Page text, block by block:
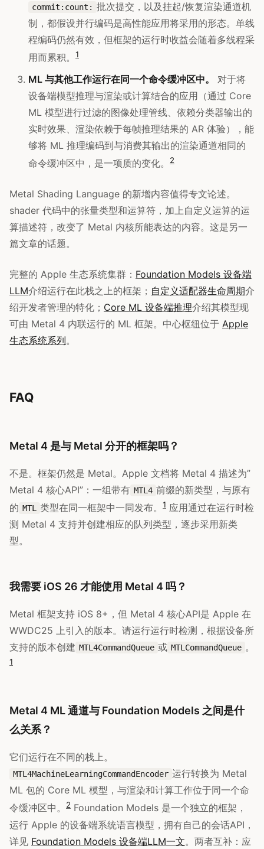
commit:count: 批次提交，以及挂起/恢复渲染通道机
制，都假设并行编码是高性能应用将采用的形态。单线
程编码仍然有效，但框架的运行时收益会随着多线程采
用而累积。
1
ML 与其他工作运行在同一个命令缓冲区中。
对于将
设备端模型推理与渲染或计算结合的应用（通过 Core
ML 模型进行过滤的图像处理管线、依赖分类器输出的
实时效果、渲染依赖于每帧推理结果的 AR 体验），能
够将 ML 推理编码到与消费其输出的渲染通道相同的
命令缓冲区中，是一项质的变化。
2
Metal Shading Language 的新增内容值得专文论述。
shader 代码中的张量类型和运算符，加上自定义运算的运
算描述符，改变了 Metal 内核所能表达的内容。这是另一
篇文章的话题。
完整的 Apple 生态系统集群： Foundation Models 设备端
LLM介绍运行在此栈之上的框架； 自定义适配器生命周期介
绍开发者管理的特化； Core ML 设备端推理介绍其模型现
可由 Metal 4 内联运行的 ML 框架。中心枢纽位于 Apple
生态系统系列。
FAQ
Metal 4 是与 Metal 分开的框架吗？
不是。框架仍然是 Metal。Apple 文档将 Metal 4 描述为”
Metal 4 核心API”：一组带有 MTL4 前缀的新类型，与原有
的 MTL 类型在同一框架中一同发布。 1 应用通过在运行时检
测 Metal 4 支持并创建相应的队列类型，逐步采用新类
型。
我需要 iOS 26 才能使用 Metal 4 吗？
Metal 框架支持 iOS 8+，但 Metal 4 核心API是 Apple 在
WWDC25 上引入的版本。请运行运行时检测，根据设备所
支持的版本创建 MTL4CommandQueue 或 MTLCommandQueue 。
1
Metal 4 ML 通道与 Foundation Models 之间是什
么关系？
它们运行在不同的栈上。
MTL4MachineLearningCommandEncoder 运行转换为 Metal
ML 包的 Core ML 模型，与渲染和计算工作位于同一个命
令缓冲区中。
2 Foundation Models 是一个独立的框架，
运行 Apple 的设备端系统语言模型，拥有自己的会话API，
详见 Foundation Models 设备端LLM一文。两者互补：应